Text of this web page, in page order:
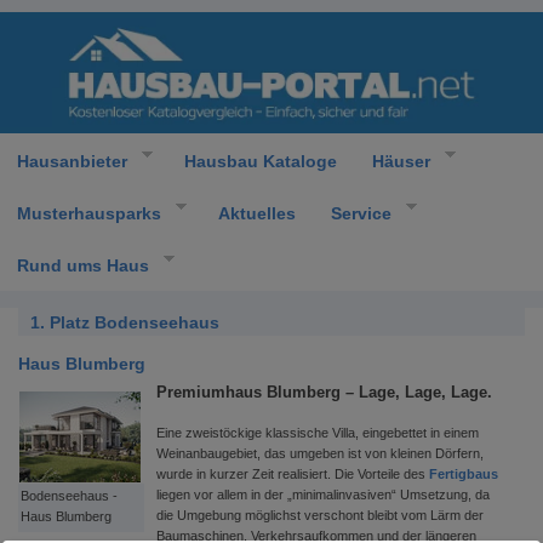
Hausanbieter Hausbau Kataloge Häuser
Musterhausparks Aktuelles Service
Rund ums Haus
1. Platz Bodenseehaus
Haus Blumberg
Bodenseehaus -
Haus Blumberg
Premiumhaus Blumberg – Lage, Lage, Lage.
Eine zweistöckige klassische Villa, eingebettet in einem
Weinanbaugebiet, das umgeben ist von kleinen Dörfern,
wurde in kurzer Zeit realisiert. Die Vorteile des Fertigbaus
liegen vor allem in der „minimalinvasiven“ Umsetzung, da
die Umgebung möglichst verschont bleibt vom Lärm der
Baumaschinen, Verkehrsaufkommen und der längeren